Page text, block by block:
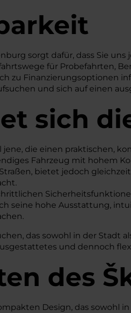
sorgt dafür, dass Sie
für Probefahrten,
zu Finanzierungsoptionen
und sich auf einen
sich
die einen praktischen,
Fahrzeug mit hohem
bietet jedoch
seine hohe Ausstattung,
das sowohl in der Stadt
und dennoch
des
Design, das sowohl